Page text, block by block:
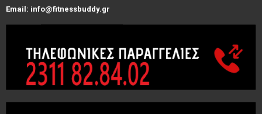
Email: info@fitnessbuddy.gr